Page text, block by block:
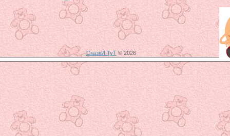
СказкИ ТуТ© 2026